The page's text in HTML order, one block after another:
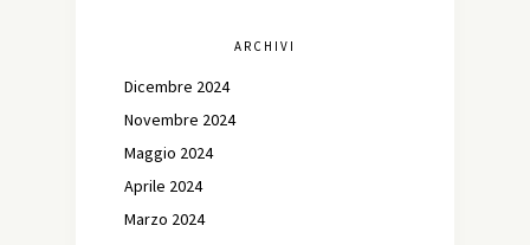
ARCHIVI
Dicembre 2024
Novembre 2024
Maggio 2024
Aprile 2024
Marzo 2024